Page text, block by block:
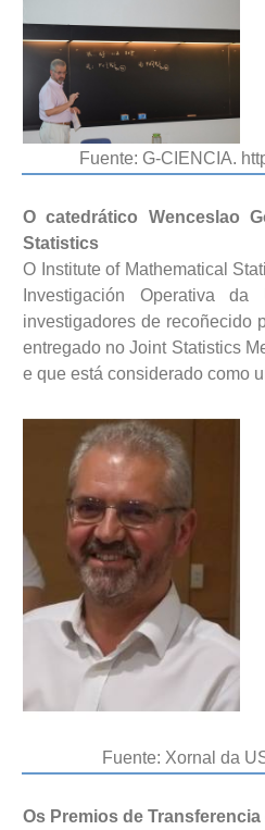
Fuente: G-CIENCIA.
O catedrático Wenceslao
Statistics
O Institute of Mathematical
Investigación Operativa
investigadores de recoñecido
entregado no Joint Statistics
e que está considerado como
Fuente: Xornal da
Os Premios de